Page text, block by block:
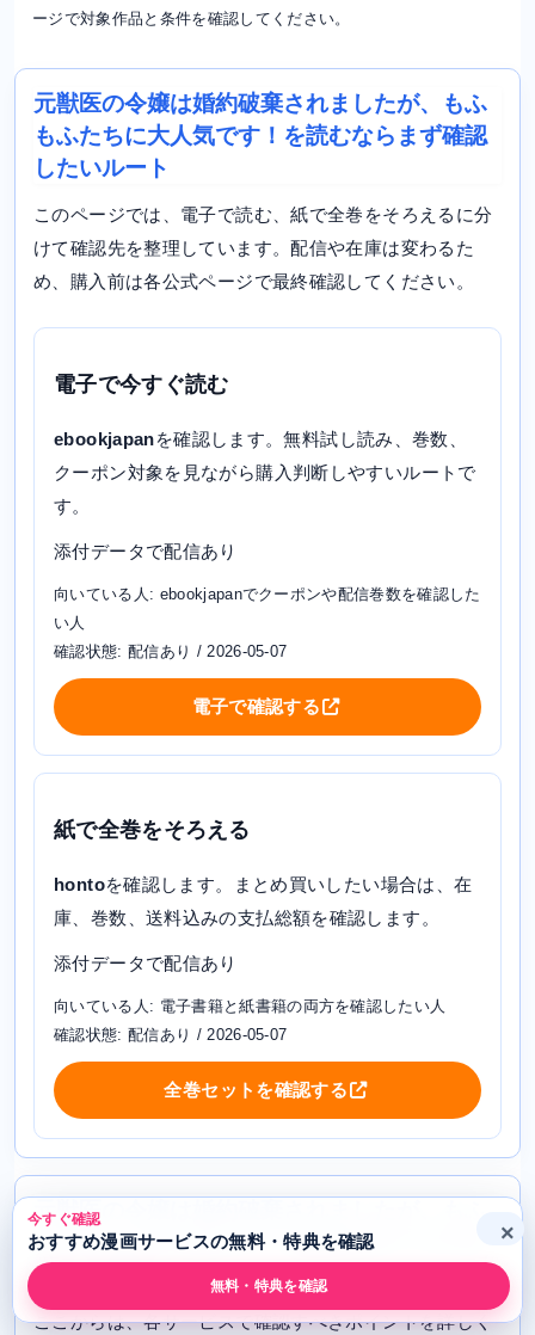
ージで対象作品と条件を確認してください。
元獣医の令嬢は婚約破棄されましたが、もふ
もふたちに大人気です！を読むならまず確認
したいルート
このページでは、電子で読む、紙で全巻をそろえるに分
けて確認先を整理しています。配信や在庫は変わるた
め、購入前は各公式ページで最終確認してください。
電子で今すぐ読む
ebookjapanを確認します。無料試し読み、巻数、
クーポン対象を見ながら購入判断しやすいルートで
す。
添付データで配信あり
向いている人: ebookjapanでクーポンや配信巻数を確認した
い人
確認状態: 配信あり / 2026-05-07
電子で確認する
紙で全巻をそろえる
hontoを確認します。まとめ買いしたい場合は、在
庫、巻数、送料込みの支払総額を確認します。
添付データで配信あり
向いている人: 電子書籍と紙書籍の両方を確認したい人
確認状態: 配信あり / 2026-05-07
全巻セットを確認する
元獣医の令嬢は婚約破棄されましたが、もふ
もふたちに大人気です！を読めるサービスを
詳しく比較
ここからは、各サービスで確認すべきポイントを詳しく
今すぐ確認
おすすめ漫画サービスの無料・特典を確認
無料・特典を確認
×